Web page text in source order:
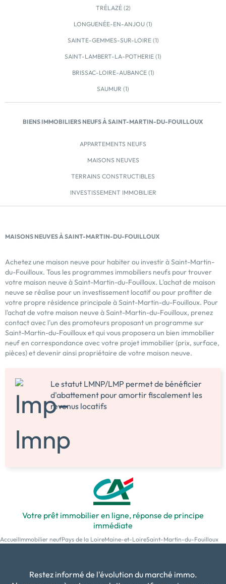
des contrats, sous conditions d'éligibilité et sous
programme immobilier neuf >>
TRÉLAZÉ (2)
LONGUENÉE-EN-ANJOU (1)
SAINTE-GEMMES-SUR-LOIRE (1)
SAINT-LAMBERT-LA-POTHERIE (1)
BRISSAC-LOIRE-AUBANCE (1)
SAUMUR (1)
BIENS IMMOBILIERS NEUFS À SAINT-MARTIN-DU-FOUILLOUX
APPARTEMENTS NEUFS
MAISONS NEUVES
TERRAINS CONSTRUCTIBLES
INVESTISSEMENT IMMOBILIER
MAISONS NEUVES À SAINT-MARTIN-DU-FOUILLOUX
Achetez une maison neuve pour habiter ou investir à Saint-Martin-
du-Fouilloux. Tous les programmes immobiliers neufs pour trouver
votre maison neuve à Saint-Martin-du-Fouilloux. L'achat de maison
neuve se réalise pour un investissement locatif ou pour profiter de
votre propre résidence principale à Saint-Martin-du-Fouilloux. Pour
l'achat de votre maison neuve à Saint-Martin-du-Fouilloux, prenez
contact avec l'un des promoteurs proposant un programme sur
Saint-Martin-du-Fouilloux et qui vous proposera un bien immobilier
neuf en correspondance avec votre projet immobilier (prix, surface,
pièces) et devenir ainsi propriétaire de votre maison neuve.
Le statut LMNP/LMP permet de bénéficier
d'abattement pour amortir fiscalement les
revenus locatifs
Votre prêt immobilier en ligne, réponse de principe
immédiate
AccueilImmobilier neufPays de la LoireMaine-et-LoireSaint-Martin-du-Fouilloux
Restez informé de l'évolution du marché immo.